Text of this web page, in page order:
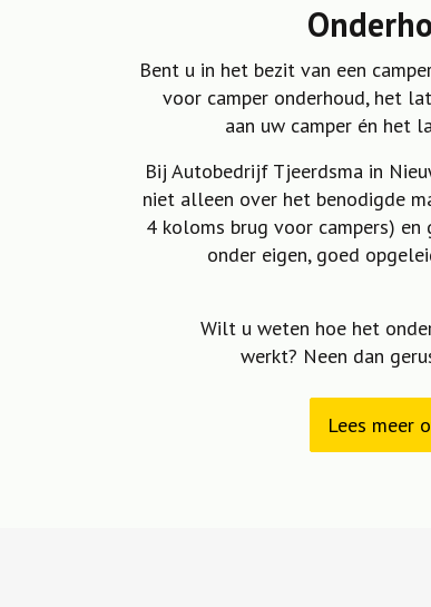
Bent u in het bezit van een
voor camper onderhoud, het
aan uw camper én het
Bij Autobedrijf Tjeerdsma in
niet alleen over het benodigde
4 koloms brug voor campers) en
onder eigen, goed
Wilt u weten hoe het
werkt? Neen dan
Lees meer